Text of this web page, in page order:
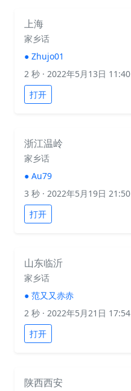
上海
家乡话
● Zhujo01
2 秒 · 2022年5月13日 11:40
打开
浙江温岭
家乡话
● Au79
3 秒 · 2022年5月19日 21:50
打开
山东临沂
家乡话
● 范又又赤赤
2 秒 · 2022年5月21日 17:54
打开
陕西西安